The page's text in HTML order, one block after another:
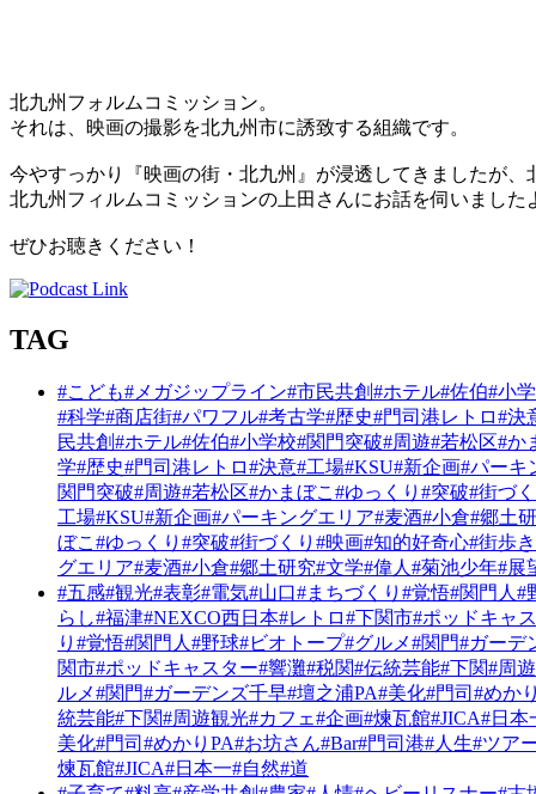
北九州フォルムコミッション。
それは、映画の撮影を北九州市に誘致する組織です。
今やすっかり『映画の街・北九州』が浸透してきましたが
北九州フィルムコミッションの上田さんにお話を伺いました
ぜひお聴きください！
TAG
#こども#メガジップライン#市民共創#ホテル#佐伯#小
#科学#商店街#パワフル#考古学#歴史#門司港レトロ#決
民共創#ホテル#佐伯#小学校#関門突破#周遊#若松区#か
学#歴史#門司港レトロ#決意#工場#KSU#新企画#パーキ
関門突破#周遊#若松区#かまぼこ #ゆっくり #突破#街づ
工場#KSU#新企画#パーキングエリア#麦酒#小倉#郷土
ぼこ #ゆっくり #突破#街づくり #映画#知的好奇心#街歩き
グエリア#麦酒#小倉#郷土研究#文学#偉人 #菊池少年#展
#五感#観光#表彰#電気#山口#まちづくり #覚悟#関門人 #
らし#福津#NEXCO西日本#レトロ#下関市#ポッドキャ
り #覚悟#関門人 #野球#ビオトープ#グルメ#関門#ガーデ
関市#ポッドキャスター#響灘#税関#伝統芸能#下関#周
ルメ#関門#ガーデンズ千早#壇之浦PA#美化#門司 #めか
統芸能#下関#周遊観光#カフェ#企画#煉瓦館#JICA#日本
美化#門司 #めかりPA#お坊さん#Bar#門司港#人生#ツア
煉瓦館#JICA#日本一#自然#道